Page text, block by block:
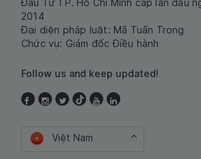
Đầu Tư TP. Hồ Chí Minh cấp lần đầu
2014
Đại diện pháp luật: Mã Tuấn Trọng
Chức vụ: Giám đốc Điều hành
Follow us and keep updated!
Việt Nam